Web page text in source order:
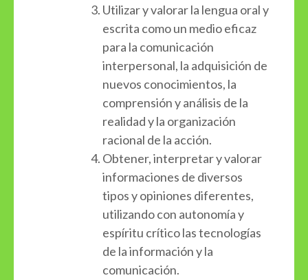
Utilizar y valorar la lengua oral y
escrita como un medio eficaz
para la comunicación
interpersonal, la adquisición de
nuevos conocimientos, la
comprensión y análisis de la
realidad y la organización
racional de la acción.
Obtener, interpretar y valorar
informaciones de diversos
tipos y opiniones diferentes,
utilizando con autonomía y
espíritu crítico las tecnologías
de la información y la
comunicación.